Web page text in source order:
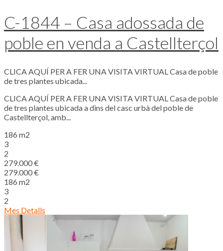
C-1844 – Casa adossada de
poble en venda a Castellterçol
CLICA AQUÍ PER A FER UNA VISITA VIRTUAL Casa de poble
de tres plantes ubicada...
CLICA AQUÍ PER A FER UNA VISITA VIRTUAL Casa de poble
de tres plantes ubicada a dins del casc urbà del poble de
Castellterçol, amb...
186 m2
3
2
279.000 €
279.000 €
186 m2
3
2
Mes Detalls